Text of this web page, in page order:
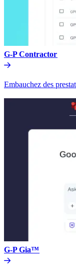
G-P Contractor​​
Embauchez des
G-P Gia™​​